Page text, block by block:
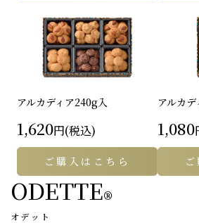
アルカディア240g入
1,620円(税込)
ご購入はこちら
アルカデ
1,080
ODETTE®
オデット